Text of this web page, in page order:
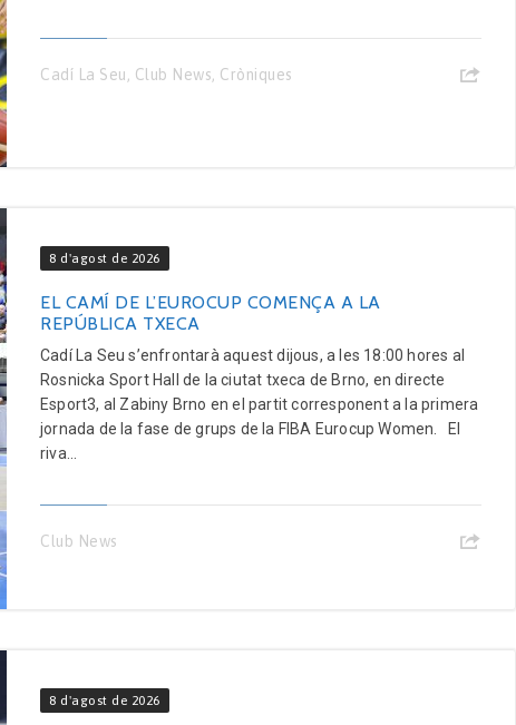
Cadí La Seu Club News Cròniques
8 d'agost de 2026
EL CAMÍ DE L’EUROCUP COMENÇA A LA
REPÚBLICA TXECA
Cadí La Seu s’enfrontarà aquest dijous, a les 18:00 hores al
Rosnicka Sport Hall de la ciutat txeca de Brno, en directe
Esport3, al Zabiny Brno en el partit corresponent a la primera
jornada de la fase de grups de la FIBA Eurocup Women. El
riva...
Club News
8 d'agost de 2026